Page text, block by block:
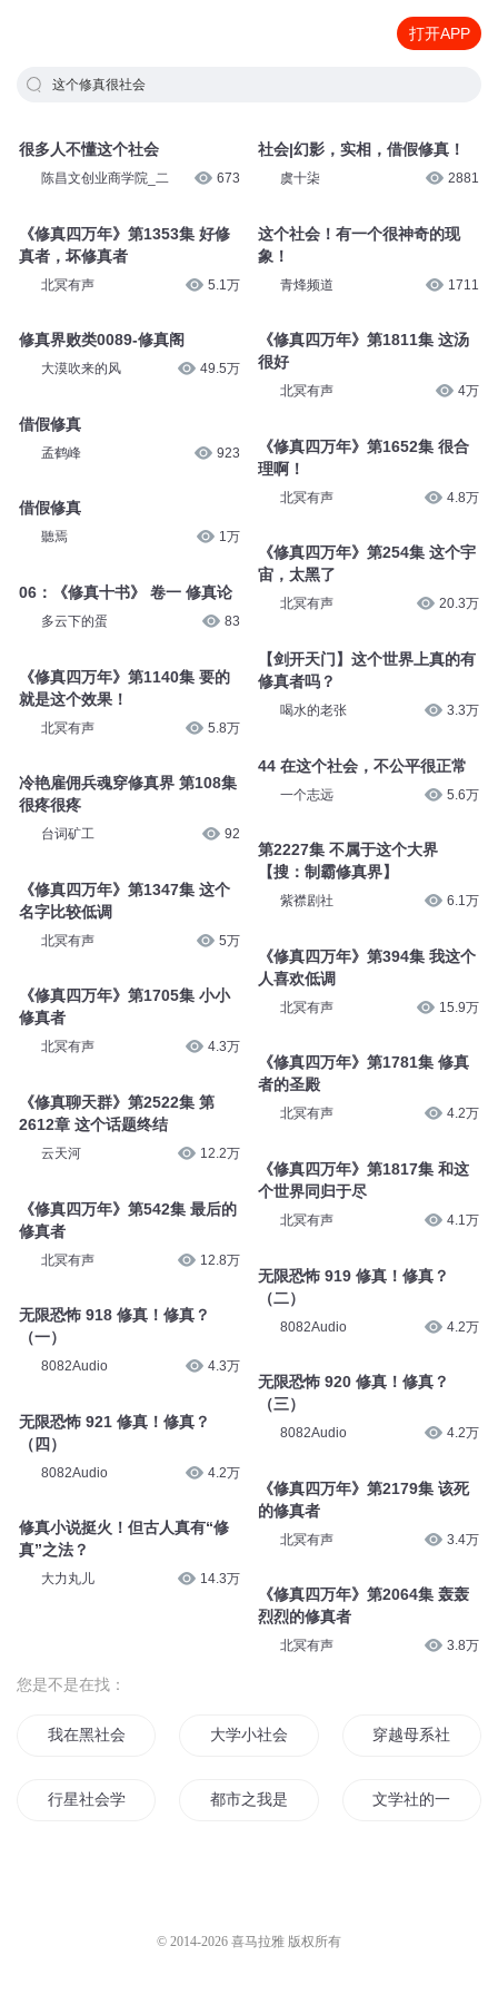
打开APP
这个修真很社会
很多人不懂这个社会
陈昌文创业商学院_二 673
《修真四万年》第1353集 好修
真者，坏修真者
北冥有声 5.1万
修真界败类0089-修真阁
大漠吹来的风 49.5万
借假修真
孟鹤峰 923
借假修真
聽焉 1万
06：《修真十书》 卷一 修真论
多云下的蛋 83
《修真四万年》第1140集 要的
就是这个效果！
北冥有声 5.8万
冷艳雇佣兵魂穿修真界 第108集
很疼很疼
台词矿工 92
《修真四万年》第1347集 这个
名字比较低调
北冥有声 5万
《修真四万年》第1705集 小小
修真者
北冥有声 4.3万
《修真聊天群》第2522集 第
2612章 这个话题终结
云天河 12.2万
《修真四万年》第542集 最后的
修真者
北冥有声 12.8万
无限恐怖 918 修真！修真？
（一）
8082Audio 4.3万
无限恐怖 921 修真！修真？
（四）
8082Audio 4.2万
修真小说挺火！但古人真有“修
真”之法？
大力丸儿 14.3万
社会|幻影，实相，借假修真！
虞十柒 2881
这个社会！有一个很神奇的现
象！
青烽频道 1711
《修真四万年》第1811集 这汤
很好
北冥有声 4万
《修真四万年》第1652集 很合
理啊！
北冥有声 4.8万
《修真四万年》第254集 这个宇
宙，太黑了
北冥有声 20.3万
【剑开天门】这个世界上真的有
修真者吗？
喝水的老张 3.3万
44 在这个社会，不公平很正常
一个志远 5.6万
第2227集 不属于这个大界
【搜：制霸修真界】
紫襟剧社 6.1万
《修真四万年》第394集 我这个
人喜欢低调
北冥有声 15.9万
《修真四万年》第1781集 修真
者的圣殿
北冥有声 4.2万
《修真四万年》第1817集 和这
个世界同归于尽
北冥有声 4.1万
无限恐怖 919 修真！修真？
（二）
8082Audio 4.2万
无限恐怖 920 修真！修真？
（三）
8082Audio 4.2万
《修真四万年》第2179集 该死
的修真者
北冥有声 3.4万
《修真四万年》第2064集 轰轰
烈烈的修真者
北冥有声 3.8万
您是不是在找：
我在黑社会的日子 大学小社会 穿越母系社会
行星社会学 都市之我是社会王 文学社的一己之见
© 2014-2026 喜马拉雅 版权所有